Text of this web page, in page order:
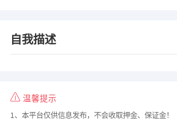
自我描述
温馨提示
1、本平台仅供信息发布，不会收取押金、保证金！